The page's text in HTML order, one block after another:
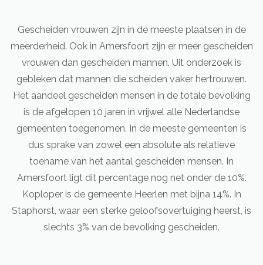
Gescheiden vrouwen zijn in de meeste plaatsen in de
meerderheid. Ook in Amersfoort zijn er meer gescheiden
vrouwen dan gescheiden mannen. Uit onderzoek is
gebleken dat mannen die scheiden vaker hertrouwen.
Het aandeel gescheiden mensen in de totale bevolking
is de afgelopen 10 jaren in vrijwel alle Nederlandse
gemeenten toegenomen. In de meeste gemeenten is
dus sprake van zowel een absolute als relatieve
toename van het aantal gescheiden mensen. In
Amersfoort ligt dit percentage nog net onder de 10%.
Koploper is de gemeente Heerlen met bijna 14%. In
Staphorst, waar een sterke geloofsovertuiging heerst, is
slechts 3% van de bevolking gescheiden.